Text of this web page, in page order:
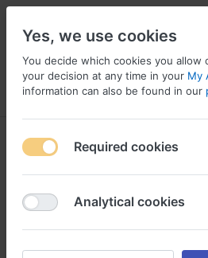
Menu Log in Compare
commander du
sans ordonnance
Yes, we use cookies
You decide which cookies you allow
your decision at any time in your My
information can also be found in our
Required cookies
Analytical cookies